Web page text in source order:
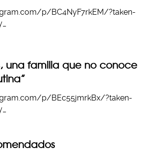
p/BC4NyF7rkEM/?taken-
una familia que no conoce
p/BEc55jmrkBx/?taken-